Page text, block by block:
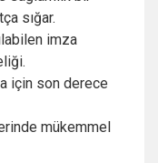
sığar.
imza
için son derece
mükemmel